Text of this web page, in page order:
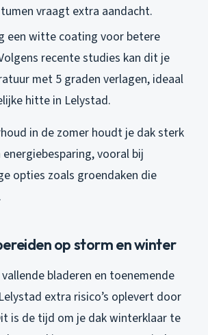
vraagt extra aandacht.
een witte coating voor betere
recente studies kan dit je
met 5 graden verlagen, ideaal
hitte in Lelystad.
in de zomer houdt je dak sterk
vooral bij
opties zoals groendaken die
op storm en winter
bladeren en toenemende
extra risico’s oplevert door
is de tijd om je dak winterklaar te